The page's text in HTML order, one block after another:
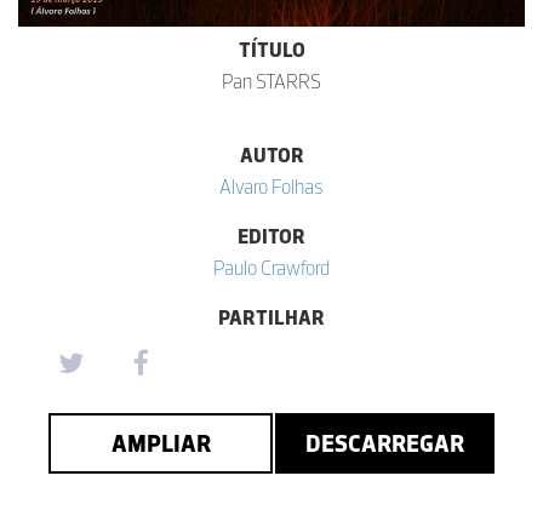
TÍTULO
Pan STARRS
AUTOR
Alvaro Folhas
EDITOR
Paulo Crawford
PARTILHAR
AMPLIAR DESCARREGAR